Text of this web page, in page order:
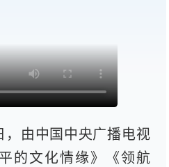
，由中国中央广播电视
的文化情缘》《领航